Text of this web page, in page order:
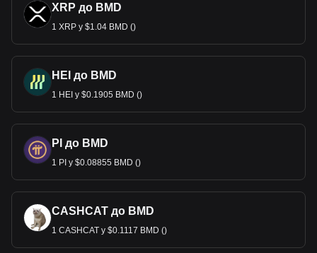
XRP до BMD
1 XRP у $1.04 BMD ()
HEI до BMD
1 HEI у $0.1905 BMD ()
PI до BMD
1 PI у $0.08855 BMD ()
CASHCAT до BMD
1 CASHCAT у $0.1117 BMD ()